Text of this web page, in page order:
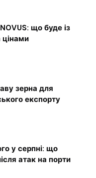
що буде із
зерна для
експорту
у серпні: що
атак на порти